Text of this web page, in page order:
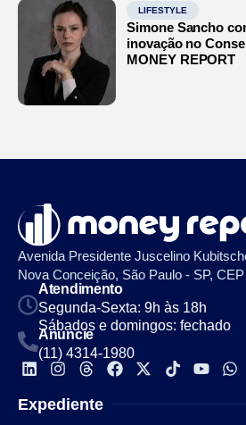
LIFESTYLE
Simone Sancho
inovação no
MONEY REPORT
Avenida Presidente Juscelino
Nova Conceição, São Paulo - SP,
Atendimento
Segunda-Sexta: 9h às 18h
Sábados e domingos: fechado
Anuncie
(11) 4314-1980
Expediente